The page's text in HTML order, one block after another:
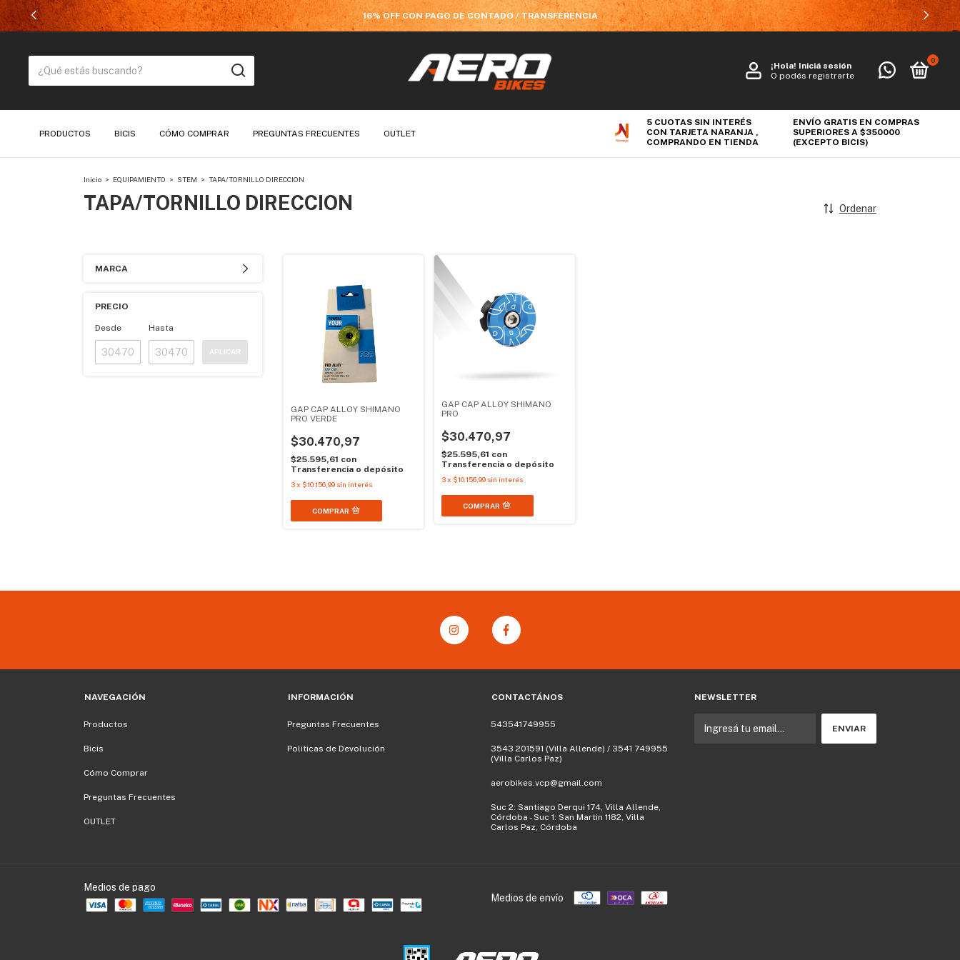
16% OFF CON PAGO DE CONTADO / TRANSFERENCIA
¡Hola! Iniciá sesión
O podés registrarte
0
PRODUCTOS BICIS CÓMO COMPRAR PREGUNTAS FRECUENTES OUTLET
5 CUOTAS SIN INTERÉS
CON TARJETA NARANJA ,
COMPRANDO EN TIENDA
ENVÍO GRATIS EN COMPRAS
SUPERIORES A $350000
(EXCEPTO BICIS)
Inicio > EQUIPAMIENTO > STEM > TAPA/TORNILLO DIRECCION
TAPA/TORNILLO DIRECCION Ordenar
MARCA
PRECIO
Desde Hasta
APLICAR
GAP CAP ALLOY SHIMANO
PRO VERDE
$30.470,97
$25.595,61 con
Transferencia o depósito
3x $10.156,99 sin interés
GAP CAP ALLOY SHIMANO
PRO
$30.470,97
$25.595,61 con
Transferencia o depósito
3x $10.156,99 sin interés
NAVEGACIÓN
Productos
Bicis
Cómo Comprar
Preguntas Frecuentes
OUTLET
INFORMACIÓN
Preguntas Frecuentes
Politicas de Devolución
CONTACTÁNOS
543541749955
3543 201591‬ (Villa Allende) / 3541 749955
(Villa Carlos Paz)
aerobikes.vcp@gmail.com
Suc 2: Santiago Derqui 174, Villa Allende,
Córdoba - Suc 1: San Martin 1182, Villa
Carlos Paz, Córdoba
NEWSLETTER
Medios de pago
Medios de envío